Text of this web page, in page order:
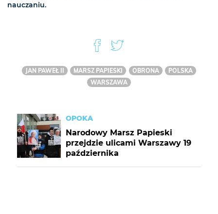
nauczaniu.
JAN PAWEŁ II MARSZ PAPIESKI OBRONA
POLSKA
WARSZAWA
OPOKA
Narodowy Marsz Papieski
przejdzie ulicami Warszawy 19
października